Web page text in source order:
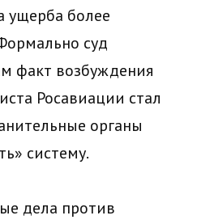
ущерба более
суд
факт возбуждения
Росавиации стал
органы
систему.
дела против